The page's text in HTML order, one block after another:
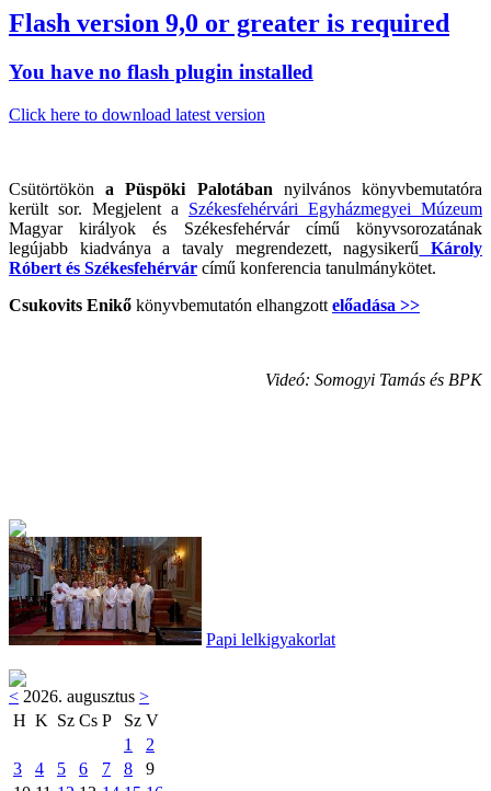
Flash version 9,0 or greater is required
You have no flash plugin installed
Click here to download latest version
Csütörtököna Püspöki Palotában nyilvános könyvbemutatóra
került sor. Megjelent a Székesfehérvári Egyházmegyei Múzeum
Magyar királyok és Székesfehérvár című könyvsorozatának
legújabb kiadványa a tavaly megrendezett, nagysikerű Károly
Róbert és Székesfehérvár című konferencia tanulmánykötet.
Csukovits Enikő könyvbemutatón elhangzott előadása >>
Videó: Somogyi Tamás és BPK
Papi lelkigyakorlat
< 2026. augusztus >
H K Sz Cs P Sz V
1
2
3
4 5 6 7 8
9